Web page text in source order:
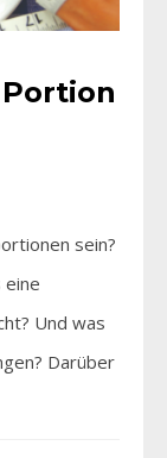
sein?
eine
Und was
Darüber